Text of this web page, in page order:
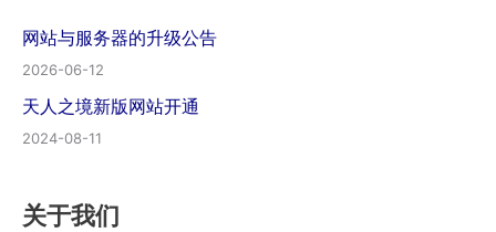
网站与服务器的升级公告
2026-06-12
天人之境新版网站开通
2024-08-11
关于我们